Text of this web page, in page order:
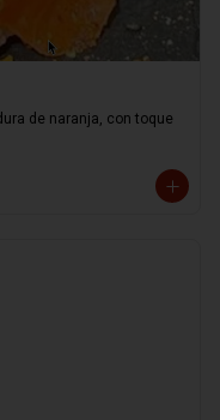
de naranja, con toque